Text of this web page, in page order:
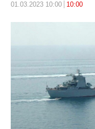
01.03.2023 10:00
10:00